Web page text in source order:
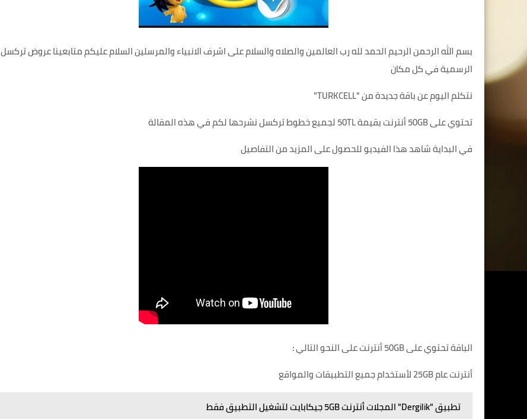
بسم الله الرحمن الرحيم الحمد لله رب العالمين والصلاه والسلام على اشرف الانبياء والمرسلين السلام عليكم متابعينا عروض تركسل
الرسمية في كل مكان
نتكلم اليوم عن باقة جديدة من "TURKCELL"
تحتوي على 50GB أنترنت بقيمة 50TL لجميع خطوط تركسل نشرحها لكم في هذه المقالة
في البداية شاهد هذا الفيديو للحصول على المزيد من التفاصيل
الباقة تحتوي على 50GB أنترنت على النحو التالي :
أنترنت عام 25GB لأستخدام جميع التطبيقات والمواقع
تطبيق "Dergilik" المجلات أنترنت 5GB جيكابايت لتشغيل التطبيق فقط